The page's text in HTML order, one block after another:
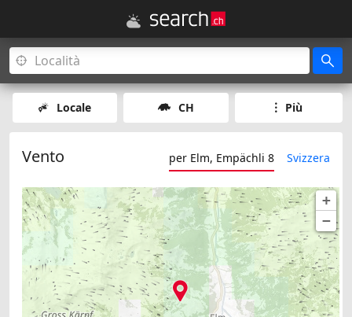
Locale CH Più
Vento per Elm, Empächli 8 Svizzera
+
−